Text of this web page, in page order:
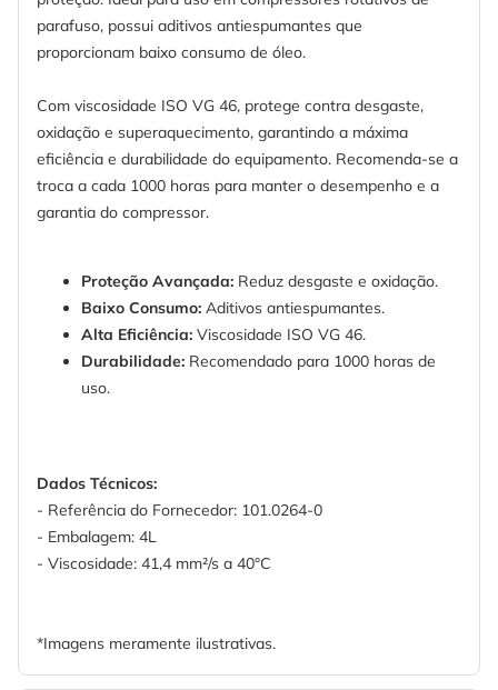
parafuso, possui aditivos antiespumantes que
proporcionam baixo consumo de óleo.
Com viscosidade ISO VG 46, protege contra desgaste,
oxidação e superaquecimento, garantindo a máxima
eficiência e durabilidade do equipamento. Recomenda-se a
troca a cada 1000 horas para manter o desempenho e a
garantia do compressor.
Proteção Avançada: Reduz desgaste e oxidação.
Baixo Consumo: Aditivos antiespumantes.
Alta Eficiência: Viscosidade ISO VG 46.
Durabilidade: Recomendado para 1000 horas de
uso.
Dados Técnicos:
- Referência do Fornecedor: 101.0264-0
- Embalagem: 4L
- Viscosidade: 41,4 mm²/s a 40°C
*Imagens meramente ilustrativas.